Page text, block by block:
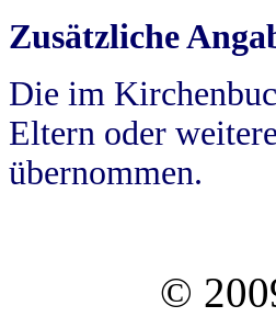
Zusätzliche
Die im
Eltern oder
übernommen.
©